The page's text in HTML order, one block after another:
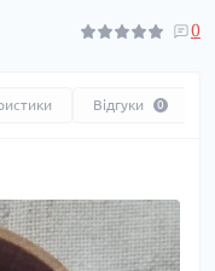
0
Відгуки 0